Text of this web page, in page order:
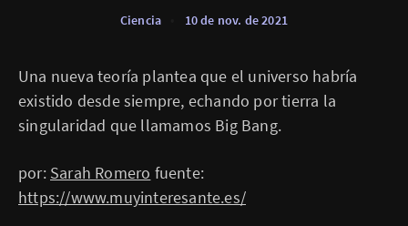
Ciencia 10 de nov. de 2021
Una nueva teoría plantea que el universo habría
existido desde siempre, echando por tierra la
singularidad que llamamos Big Bang.
por: Sarah Romero fuente:
https://www.muyinteresante.es/